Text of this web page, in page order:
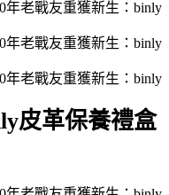
皮革保養禮盒